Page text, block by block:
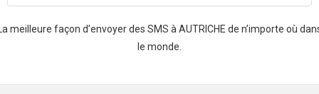
meilleure façon d’envoyer des SMS à AUTRICHE de n’importe où
le monde.